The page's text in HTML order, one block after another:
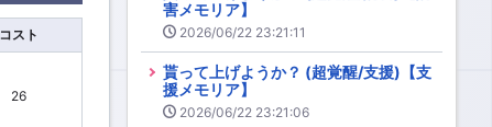
コスト
26
害メモリア】
2026/06/22 23:21:11
貰って上げようか？ (超覚醒/支援)【支
援メモリア】
2026/06/22 23:21:06